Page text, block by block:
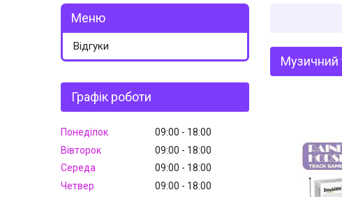
Музичний
Відгуки
Графік роботи
Понеділок 09:00
18:00
Вівторок
09:00
18:00
Середа
09:00
18:00
Четвер
09:00
18:00